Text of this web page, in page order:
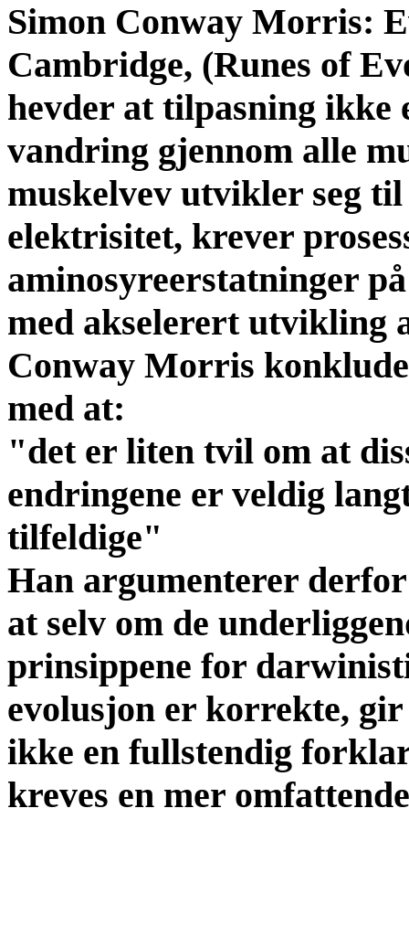
Simon Conway Morris:
Cambridge, (Runes of
hevder at tilpasning
vandring gjennom alle
muskelvev utvikler seg
elektrisitet, krever
aminosyreerstatninger
med akselerert utvikling
Conway Morris
med at:
"det er liten tvil om at
endringene er veldig
tilfeldige"
Han argumenterer
at selv om de
prinsippene for
evolusjon er korrekte, gir
ikke en fullstendig
kreves en mer